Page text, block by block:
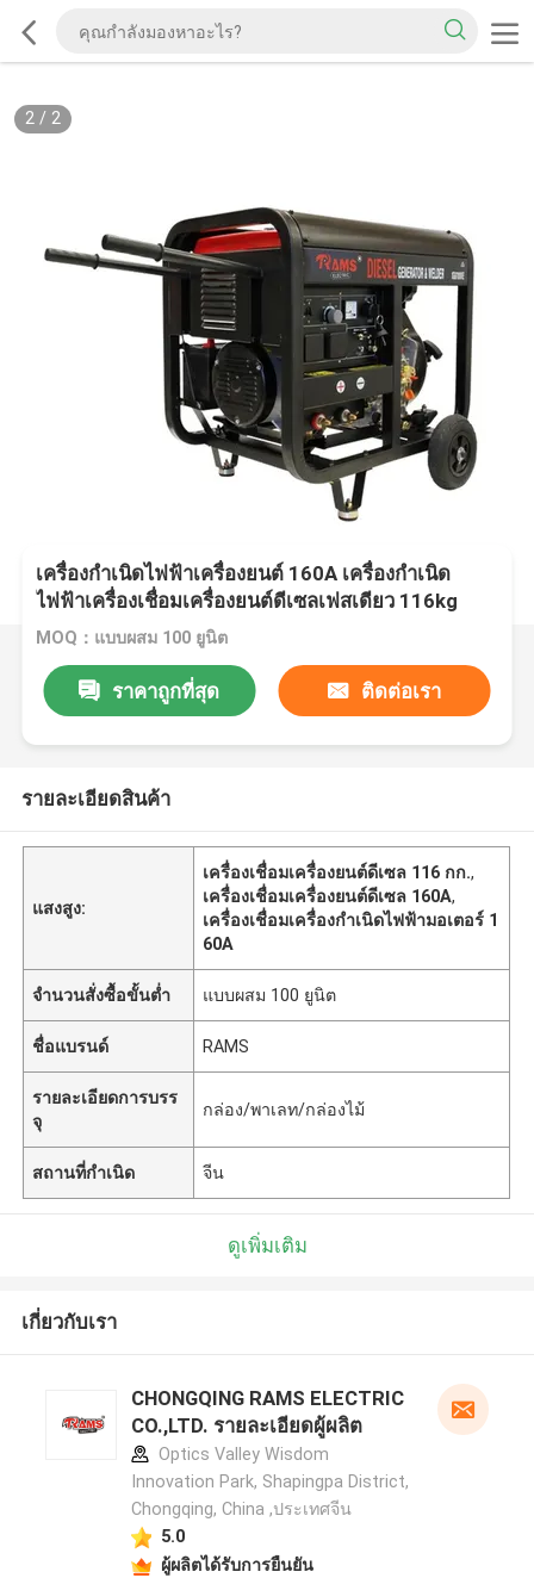
2/ 2
เครื่องกำเนิดไฟฟ้าเครื่องยนต์ 160A เครื่องกำเนิด
ไฟฟ้าเครื่องเชื่อมเครื่องยนต์ดีเซลเฟสเดียว 116kg
MOQ：แบบผสม 100 ยูนิต
ราคาถูกที่สุด ติดต่อเรา
รายละเอียดสินค้า
แสงสูง:
เครื่องเชื่อมเครื่องยนต์ดีเซล 116 กก.,
เครื่องเชื่อมเครื่องยนต์ดีเซล 160A,
เครื่องเชื่อมเครื่องกำเนิดไฟฟ้ามอเตอร์ 1
60A
จำนวนสั่งซื้อขั้นต่ำ แบบผสม 100 ยูนิต
ชื่อแบรนด์ RAMS
รายละเอียดการบรร
จุ
กล่อง/พาเลท/กล่องไม้
สถานที่กำเนิด จีน
ดูเพิ่มเติม
เกี่ยวกับเรา
CHONGQING RAMS ELECTRIC
CO.,LTD. รายละเอียดผู้ผลิต
Optics Valley Wisdom
Innovation Park, Shapingpa District,
Chongqing, China ,ประเทศจีน
5.0
ผู้ผลิตได้รับการยืนยัน